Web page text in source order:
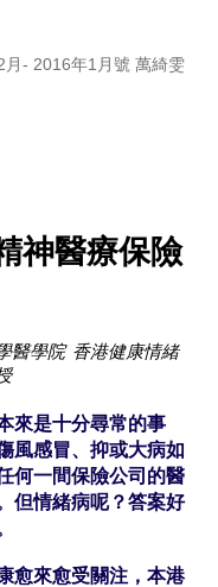
月- 2016年1月號 萬綺雯
神醫療保險
醫學院 香港健康情緒
來是十分尋常的事
風感冒、抑或大病如
何一間保險公司的醫
但情緒病呢？答案好
愈來愈受關注，本港